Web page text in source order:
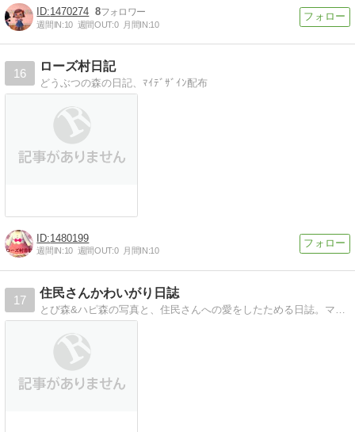
1470274 8
週間IN:10 週間OUT:0 月間IN:10
16
ローズ村日記
どうぶつの森の日記、ﾏｲﾃﾞｻﾞｲﾝ配布
1480199
週間IN:10 週間OUT:0 月間IN:10
17
住民さんかわいがり日誌
とび森&ハピ森の写真と、住民さんへの愛をしたためる日誌。マイデザインもちょこっとだけ。